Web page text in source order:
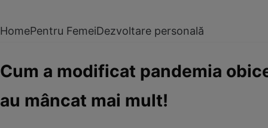
HomePentru FemeiDezvoltare personală
Cum a modificat pandemia
au mâncat mai mult!